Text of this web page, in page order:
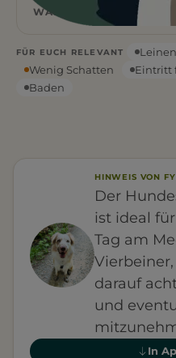
WASSERART
FÜR EUCH RELEVANT
Wenig Schatten
Eintritt
Baden
HINWEIS VON
Der
ist ideal
Tag am
darauf
und
In